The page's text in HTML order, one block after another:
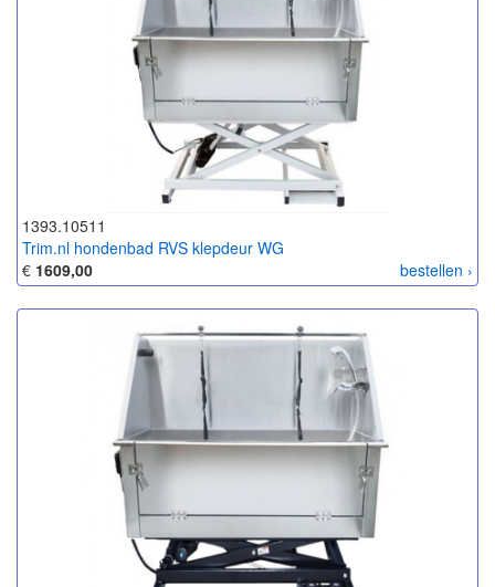
1393.10511
Trim.nl hondenbad RVS klepdeur WG
bestellen ›
€ 1609,00